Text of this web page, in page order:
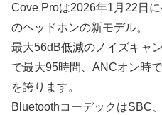
Cove Proは2026年1月22日
のヘッドホンの新モデル。
最大56dB低減のノイズキャ
で最大95時間、ANCオン時
を誇ります。
BluetoothコーデックはSBC